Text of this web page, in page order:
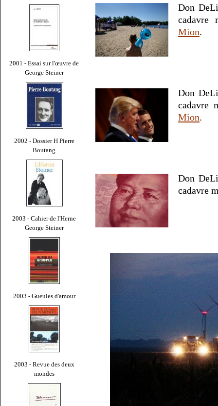
2001 - Essai sur l'œuvre de
George Steiner
2002 - Dossier H Pierre
Boutang
2003 - Cahier de l'Herne
George Steiner
2003 - Gueules d'amour
2003 - Revue des deux
mondes
Don
Mion.
Don
cadavre
Mion.
Don
cadavre